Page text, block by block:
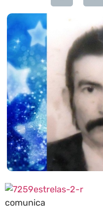
comunica